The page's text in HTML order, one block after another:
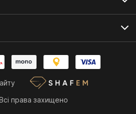
права захищено